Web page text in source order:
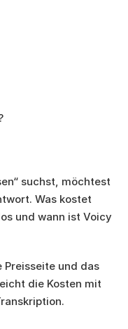
suchst, möchtest
Was kostet
und wann ist Voicy
Preisseite und das
die Kosten mit